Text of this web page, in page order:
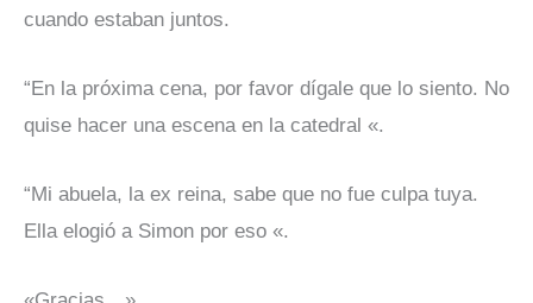
cuando estaban juntos.
“En la próxima cena, por favor dígale que lo siento. No
quise hacer una escena en la catedral «.
“Mi abuela, la ex reina, sabe que no fue culpa tuya.
Ella elogió a Simon por eso «.